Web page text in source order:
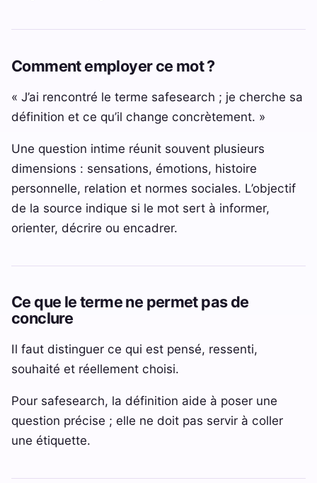
Comment employer ce mot ?
« J’ai rencontré le terme safesearch ; je cherche sa
définition et ce qu’il change concrètement. »
Une question intime réunit souvent plusieurs
dimensions : sensations, émotions, histoire
personnelle, relation et normes sociales. L’objectif
de la source indique si le mot sert à informer,
orienter, décrire ou encadrer.
Ce que le terme ne permet pas de
conclure
Il faut distinguer ce qui est pensé, ressenti,
souhaité et réellement choisi.
Pour safesearch, la définition aide à poser une
question précise ; elle ne doit pas servir à coller
une étiquette.